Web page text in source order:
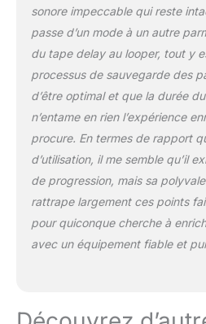
pour
Delay
sonore impeccable qui reste
passe d’un mode à un autre
du tape delay au looper, tout y
processus de sauvegarde des
d’être optimal et que la durée
n’entame en rien l’expérience
procure. En termes de rapport
d’utilisation, il me semble qu’il
de progression, mais sa
rattrape largement ces points
pour quiconque cherche à
avec un équipement fiable et